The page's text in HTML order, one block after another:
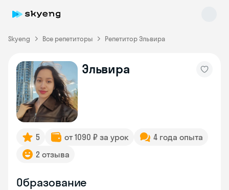
Skyeng Все репетиторы Репетитор Эльвира
Эльвира
5 от 1090 ₽ за урок
4 года опыта
2 отзыва
Образование
Skyeng Chat
online